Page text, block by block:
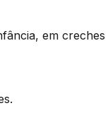
em creches